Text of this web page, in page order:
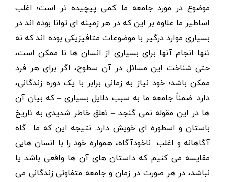
موضوع در مورد جامعه ما کمی پیچیده تر است؛ اغلب
اساطیر ما علاوه بر این که در هر زمینه ای توانا بوده اند در
بسیاری موارد درگیر با موضوعات متافیزیکی بوده اند که نه
تنها انجام آنها برای بسیاری از انسان ها نا ممکن است،
حتی شناخت این مسائل در آن سطوح، اگر برای هر فرد
ممکن باشد؛ خود نیاز به زمانی برابر با یک دوره زندگانی،
دارد. ضمناً جامعه ما به سبب دلایل بسیاری – که بیان آن
ها در این مقوله نمی گنجد – تعلق خاطر شدیدی به تاریخ
باستان و اسطوره ای خویش دارد. نتیجه این که ما گاه
آگاهانه و اغلب ناخودآگاه، همواره خود را با انسان هایی
مقایسه می کنیم که داستان های آن ها واقعی باشد یا
نباشد، در هر صورت در زمان و جامعه متفاوتی زندگانی می